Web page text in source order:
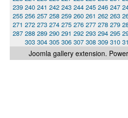
239 240 241 242 243 244 245 246 247
255 256 257 258 259 260 261 262 263
271 272 273 274 275 276 277 278 279
287 288 289 290 291 292 293 294 295
303 304 305 306 307 308 309 310
Joomla gallery extension.